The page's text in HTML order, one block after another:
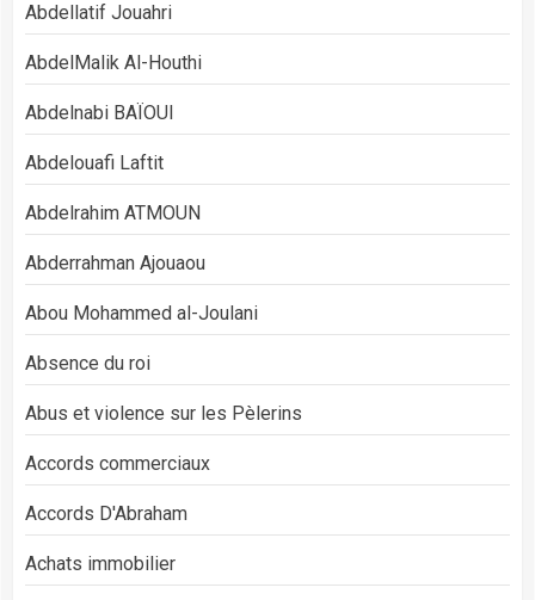
Abdellatif Jouahri
AbdelMalik Al-Houthi
Abdelnabi BAÏOUI
Abdelouafi Laftit
Abdelrahim ATMOUN
Abderrahman Ajouaou
Abou Mohammed al-Joulani
Absence du roi
Abus et violence sur les Pèlerins
Accords commerciaux
Accords D'Abraham
Achats immobilier